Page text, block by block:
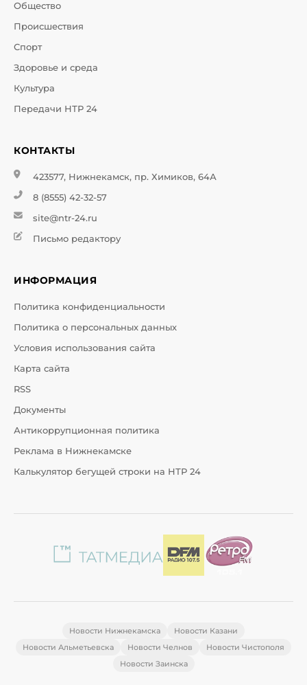
Общество
Происшествия
Спорт
Здоровье и среда
Культура
Передачи НТР 24
КОНТАКТЫ
423577, Нижнекамск, пр. Химиков, 64А
8 (8555) 42-32-57
site@ntr-24.ru
Письмо редактору
ИНФОРМАЦИЯ
Политика конфиденциальности
Политика о персональных данных
Условия использования сайта
Карта сайта
RSS
Документы
Антикоррупционная политика
Реклама в Нижнекамске
Калькулятор бегущей строки на НТР 24
Новости Нижнекамска
Новости Казани
Новости Альметьевска
Новости Челнов
Новости Чистополя
Новости Заинска